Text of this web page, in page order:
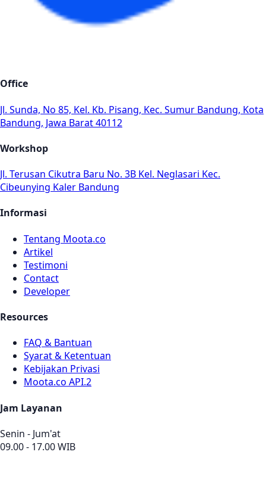
Office
Jl. Sunda, No 85, Kel. Kb. Pisang, Kec. Sumur Bandung, Kota
Bandung, Jawa Barat 40112
Workshop
Jl. Terusan Cikutra Baru No. 3B Kel. Neglasari Kec.
Cibeunying Kaler Bandung
Informasi
Tentang Moota.co
Artikel
Testimoni
Contact
Developer
Resources
FAQ & Bantuan
Syarat & Ketentuan
Kebijakan Privasi
Moota.co API.2
Jam Layanan
Senin - Jum'at
09.00 - 17.00 WIB